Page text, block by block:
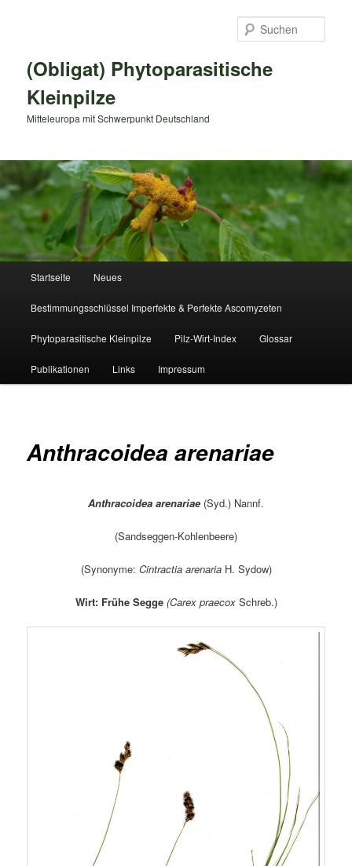
(Obligat) Phytoparasitische
Kleinpilze
Mitteleuropa mit Schwerpunkt Deutschland
Startseite Neues
Bestimmungsschlüssel Imperfekte & Perfekte Ascomyzeten
Phytoparasitische Kleinpilze Pilz-Wirt-Index Glossar
Publikationen Links Impressum
Anthracoidea arenariae
Anthracoidea arenariae (Syd.) Nannf.
(Sandseggen-Kohlenbeere)
(Synonyme: Cintractia arenaria H. Sydow)
Wirt: Frühe Segge (Carex praecox Schreb.)